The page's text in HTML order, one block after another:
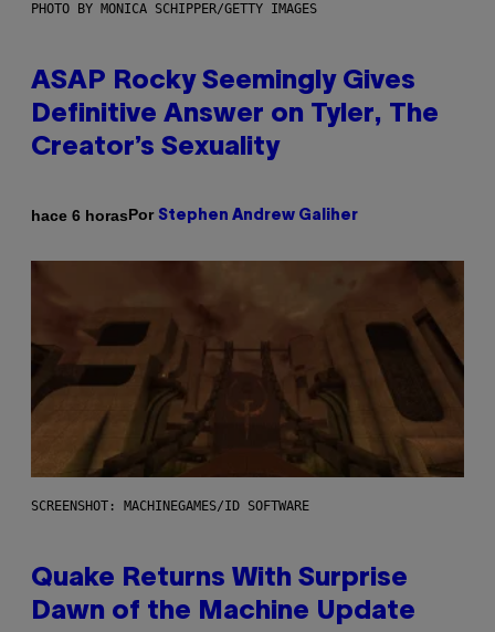
PHOTO BY MONICA SCHIPPER/GETTY IMAGES
ASAP Rocky Seemingly Gives
Definitive Answer on Tyler, The
Creator’s Sexuality
hace 6 horasPor Stephen Andrew Galiher
SCREENSHOT: MACHINEGAMES/ID SOFTWARE
Quake Returns With Surprise
Dawn of the Machine Update